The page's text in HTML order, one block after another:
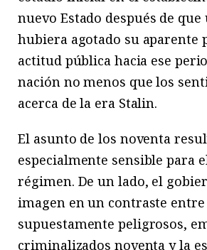
nuevo Estado después de
hubiera agotado su aparente
actitud pública hacia ese
nación no menos que los
acerca de la era Stalin.
El asunto de los noventa
especialmente sensible para
régimen. De un lado, el
imagen en un contraste entre
supuestamente peligrosos,
criminalizados noventa y la